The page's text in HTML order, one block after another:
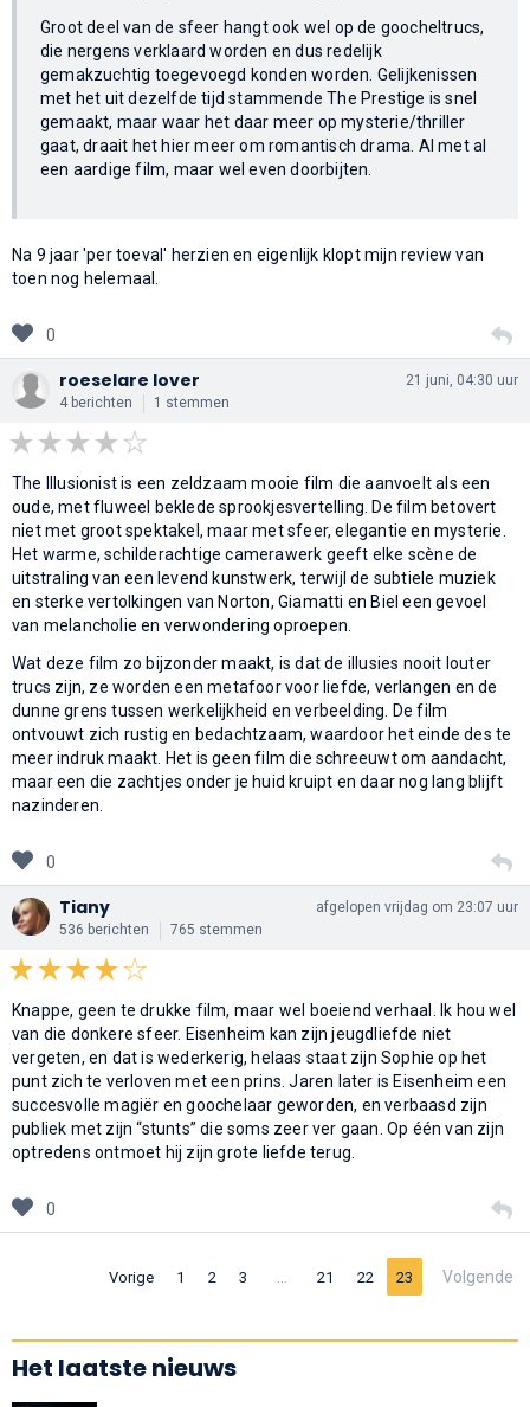
Groot deel van de sfeer hangt ook wel op de goocheltrucs,
die nergens verklaard worden en dus redelijk
gemakzuchtig toegevoegd konden worden. Gelijkenissen
met het uit dezelfde tijd stammende The Prestige is snel
gemaakt, maar waar het daar meer op mysterie/thriller
gaat, draait het hier meer om romantisch drama. Al met al
een aardige film, maar wel even doorbijten.
Na 9 jaar 'per toeval' herzien en eigenlijk klopt mijn review van
toen nog helemaal.
0
roeselare lover
4 berichten 1 stemmen
21 juni, 04:30 uur
The Illusionist is een zeldzaam mooie film die aanvoelt als een
oude, met fluweel beklede sprookjesvertelling. De film betovert
niet met groot spektakel, maar met sfeer, elegantie en mysterie.
Het warme, schilderachtige camerawerk geeft elke scène de
uitstraling van een levend kunstwerk, terwijl de subtiele muziek
en sterke vertolkingen van Norton, Giamatti en Biel een gevoel
van melancholie en verwondering oproepen.
Wat deze film zo bijzonder maakt, is dat de illusies nooit louter
trucs zijn, ze worden een metafoor voor liefde, verlangen en de
dunne grens tussen werkelijkheid en verbeelding. De film
ontvouwt zich rustig en bedachtzaam, waardoor het einde des te
meer indruk maakt. Het is geen film die schreeuwt om aandacht,
maar een die zachtjes onder je huid kruipt en daar nog lang blijft
nazinderen.
0
Tiany
536 berichten 765 stemmen
afgelopen vrijdag om 23:07 uur
Knappe, geen te drukke film, maar wel boeiend verhaal. Ik hou wel
van die donkere sfeer. Eisenheim kan zijn jeugdliefde niet
vergeten, en dat is wederkerig, helaas staat zijn Sophie op het
punt zich te verloven met een prins. Jaren later is Eisenheim een
succesvolle magiër en goochelaar geworden, en verbaasd zijn
publiek met zijn “stunts” die soms zeer ver gaan. Op één van zijn
optredens ontmoet hij zijn grote liefde terug.
0
Vorige 1 2 3 21 22 23 Volgende
Het laatste nieuws